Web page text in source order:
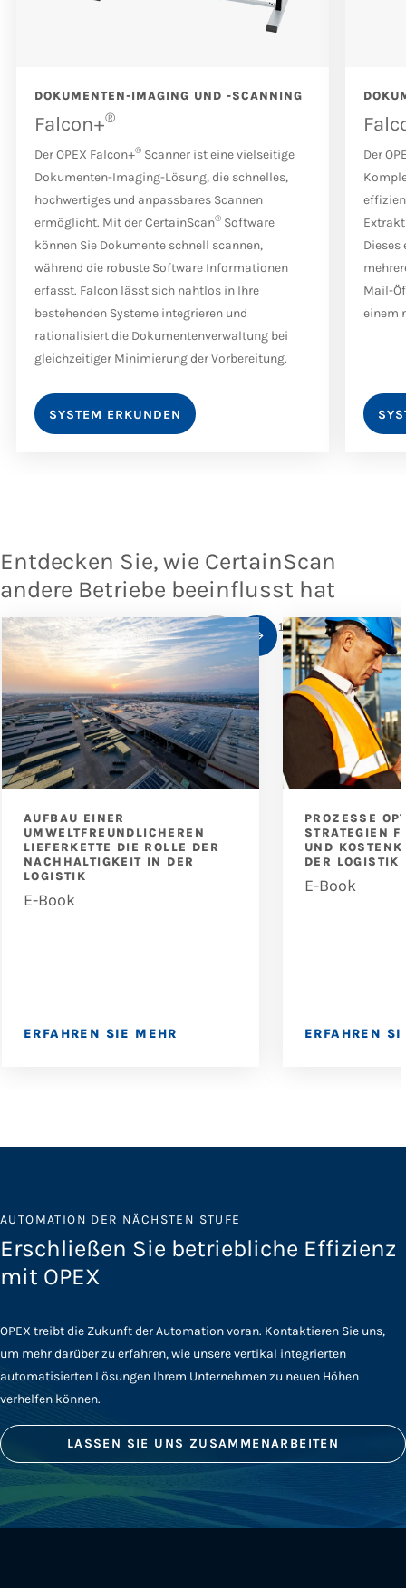
DOKUMENTEN-IMAGING UND -SCANNING
Falcon+®
Der OPEX Falcon+® Scanner ist eine vielseitige
Dokumenten-Imaging-Lösung, die schnelles,
hochwertiges und anpassbares Scannen
ermöglicht. Mit der CertainScan® Software
können Sie Dokumente schnell scannen,
während die robuste Software Informationen
erfasst. Falcon lässt sich nahtlos in Ihre
bestehenden Systeme integrieren und
rationalisiert die Dokumentenverwaltung bei
gleichzeitiger Minimierung der Vorbereitung.
SYSTEM ERKUNDEN
Der
Mail-
einem
Entdecken Sie, wie CertainScan
andere Betriebe beeinflusst hat
AUFBAU EINER
UMWELTFREUNDLICHEREN
LIEFERKETTE DIE ROLLE DER
NACHHALTIGKEIT IN DER
LOGISTIK
E-Book
ERFAHREN SIE MEHR
PROZESSE
STRATEGIEN
UND
DER LOGISTIK
E-Book
ERFAHREN
1/10
AUTOMATION DER NÄCHSTEN STUFE
Erschließen Sie betriebliche Effizienz
mit OPEX
OPEX treibt die Zukunft der Automation voran. Kontaktieren Sie uns,
um mehr darüber zu erfahren, wie unsere vertikal integrierten
automatisierten Lösungen Ihrem Unternehmen zu neuen Höhen
verhelfen können.
LASSEN SIE UNS ZUSAMMENARBEITEN